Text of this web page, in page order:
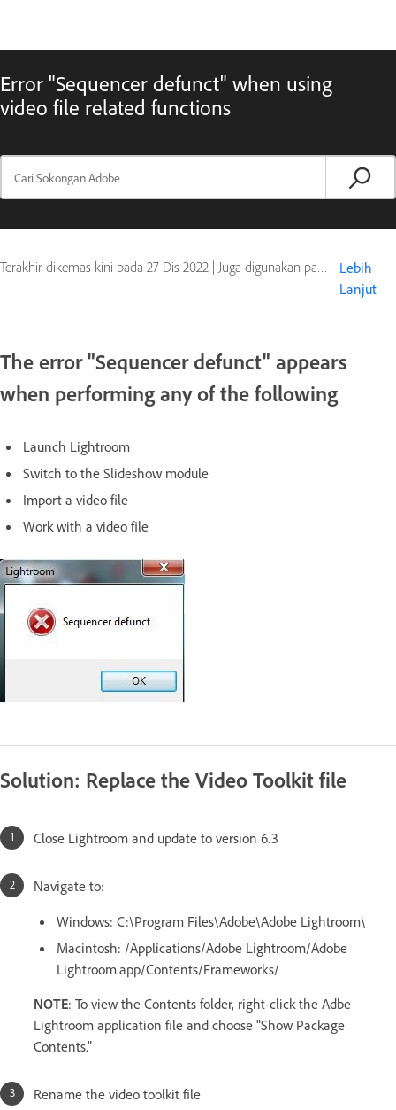
Error "Sequencer defunct" when using
video file related functions
Terakhir dikemas kini pada 27 Dis 2022 | Juga digunakan pada Adobe Lightroom
Lebih
Lanjut
The error "Sequencer defunct" appears
when performing any of the following
Launch Lightroom
Switch to the Slideshow module
Import a video file
Work with a video file
Solution: Replace the Video Toolkit file
Close Lightroom and update to version 6.3
Navigate to:
Windows: C:\Program Files\Adobe\Adobe Lightroom\
Macintosh: /Applications/Adobe Lightroom/Adobe
Lightroom.app/Contents/Frameworks/
NOTE: To view the Contents folder, right-click the Adbe
Lightroom application file and choose "Show Package
Contents."
Rename the video toolkit file